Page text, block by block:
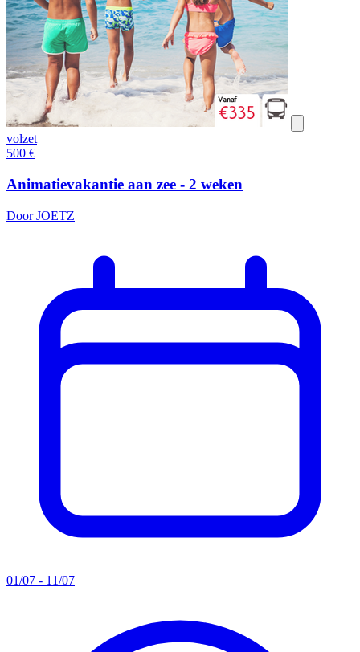
volzet
500 €
Animatievakantie aan zee - 2 weken
Door JOETZ
01/07 - 11/07